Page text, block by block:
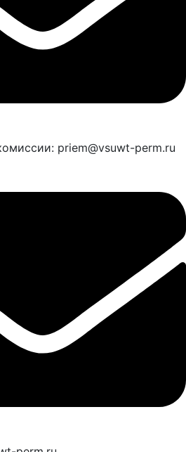
priem@vsuwt-perm.ru